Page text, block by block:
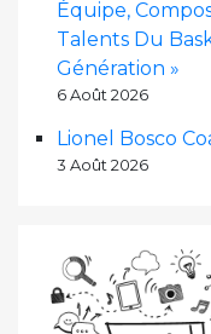
Équipe,
Talents Du
Génération »
6 Août 2026
Lionel Bosco
3 Août 2026